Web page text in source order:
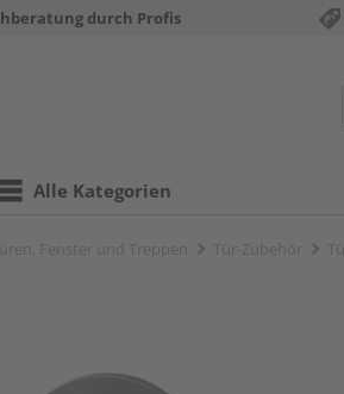
durch Profis
Alle Kategorien